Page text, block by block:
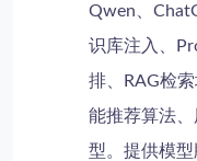
Qwen、
识库注入、
排、RAG检
能推荐算法
型。提供模